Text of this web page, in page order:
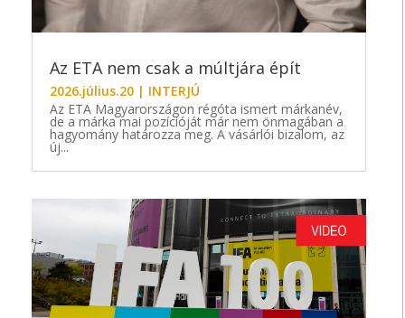
Az ETA nem csak a múltjára épít
2026.július.20 | INTERJÚ
Az ETA Magyarországon régóta ismert márkanév,
de a márka mai pozícióját már nem önmagában a
hagyomány határozza meg. A vásárlói bizalom, az
új...